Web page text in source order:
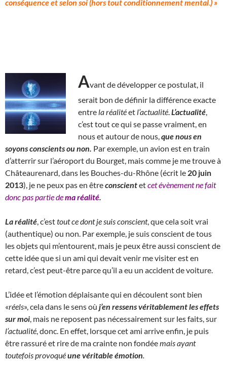
conséquence et selon soi (hors tout conditionnement mental ) »
Avant de développer ce postulat, il
serait bon de définir la différence exacte
entre laréalitéet l’actualité L’actualité
c’est tout ce qui se passe vraiment, en
nous et autour de nous, que nous en
soyons conscients ou non. Par exemple, un avion est en train
d’atterrir sur l’aéroport du Bourget, mais comme je me trouve à
Châteaurenard, dans les Bouches-du-Rhône (écrit le 20 juin
2013), je ne peux pas en êtreconscientetcet évènement ne fait
donc pas partie dema réalité
La réalité , c’esttout ce dont je suis conscient, que cela soit vrai
(authentique) ou non. Par exemple, je suis conscient de tous
les objets qui m’entourent, mais je peux être aussi conscient de
cette idée que si un ami qui devait venir me visiter est en
retard, c’est peut-être parce qu’il a eu un accident de voiture.
L’idée et l’émotion déplaisante qui en découlent sont bien
«réels», cela dans le sens où j’en ressens véritablement les effets
sur moi , mais ne reposent pas nécessairement sur les faits, sur
l’actualité , donc. En effet, lorsque cet ami arrive enfin, je puis
être rassuré et rire de ma crainte non fondéemais ayant
toutefois provoquéunevéritableémotion